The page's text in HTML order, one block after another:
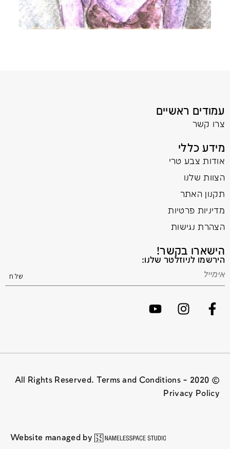
עמודים ראשיים
צרו קשר
מידע כללי
אודות צבע טרי
הצוות שלנו
תקנון האתר
מדיניות פרטיות
הצהרת נגישות
הישארו בקשר!
הירשמו לניוזלטר שלנו:
© 2020 All Rights Reserved. Terms and Conditions –
Privacy Policy
Website managed by